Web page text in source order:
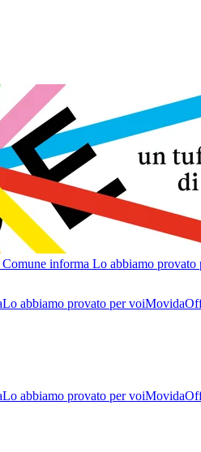
informa Lo abbiamo provato
Lo abbiamo provato per voiMovida
Lo abbiamo provato per voiMovida